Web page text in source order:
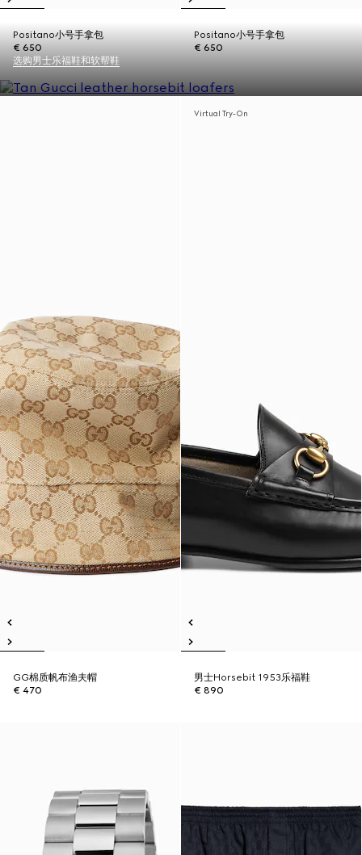
Positano小号手拿包
€ 650
Positano小号手拿包
€ 650
选购男士乐福鞋和软帮鞋
GG棉质帆布渔夫帽
€ 470
Virtual Try-On
男士Horsebit 1953乐福鞋
€ 890